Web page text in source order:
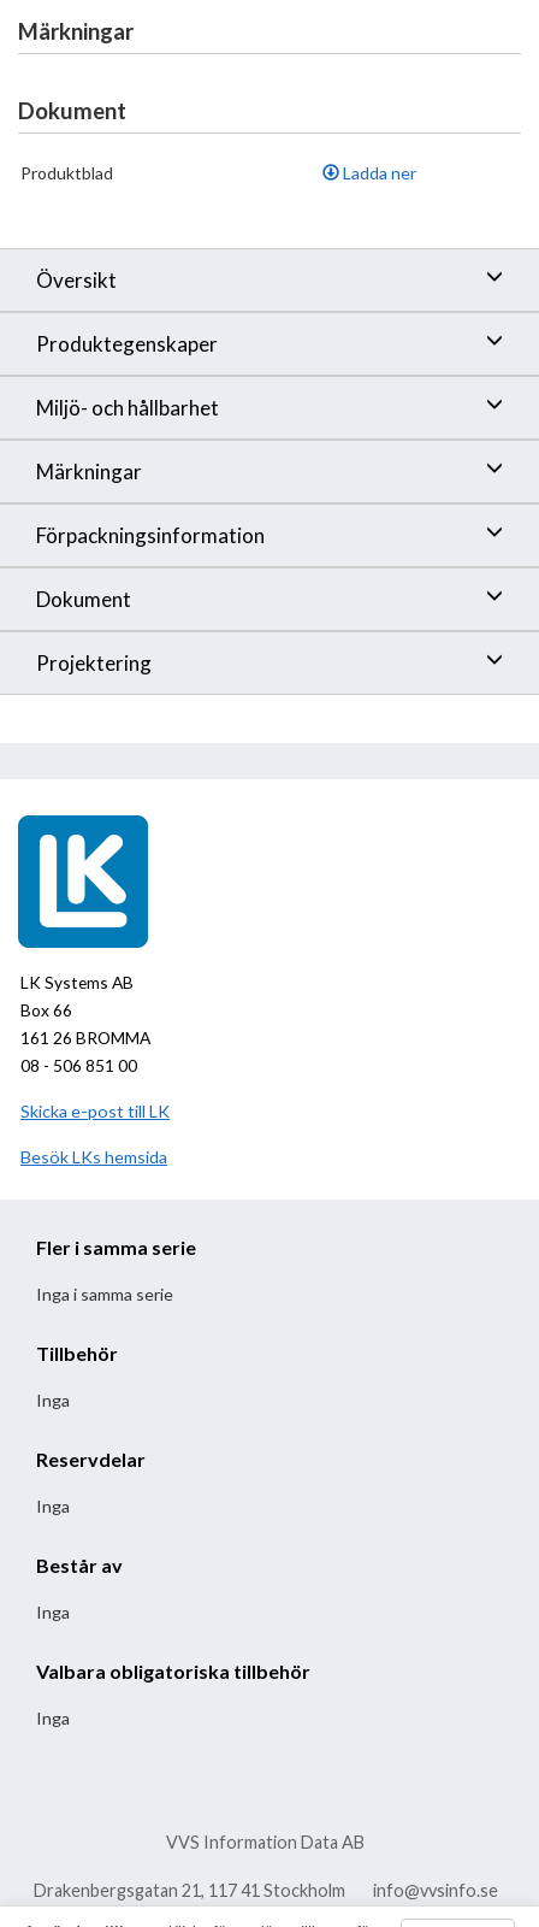
Märkningar
Dokument
Produktblad Ladda ner
Översikt
Produktegenskaper
Miljö- och hållbarhet
Märkningar
Förpackningsinformation
Dokument
Projektering
LK Systems AB
Box 66
161 26 BROMMA
08 - 506 851 00
Skicka e-post till LK
BesökLK hemsida
Fler i samma serie
Inga i samma serie
Tillbehör
Inga
Reservdelar
Inga
Består av
Inga
Valbara obligatoriska tillbehör
Inga
VVS Information Data AB
Drakenbergsgatan 21, 117 41 Stockholm info@vvsinfo.se